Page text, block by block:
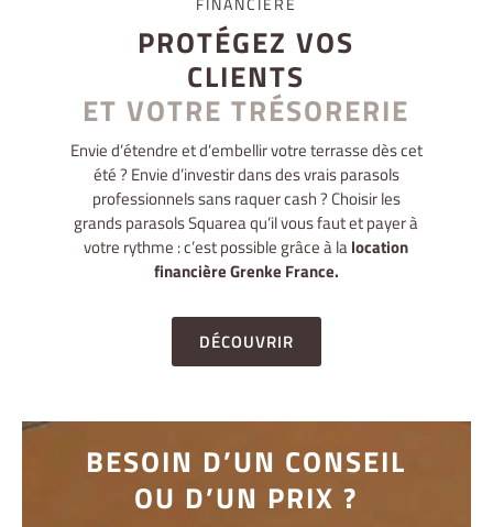
PROTÉGEZ VOS
CLIENTS
ET VOTRE TRÉSORERIE
Envie d’étendre et d’embellir votre terrasse dès cet
été ? Envie d’investir dans des vrais parasols
professionnels sans raquer cash ? Choisir les
grands parasols Squarea qu’il vous faut et payer à
votre rythme : c’est possible grâce à lalocation
financière Grenke France.
DÉCOUVRIR
BESOIN D’UN CONSEIL
OU D’UN PRIX ?